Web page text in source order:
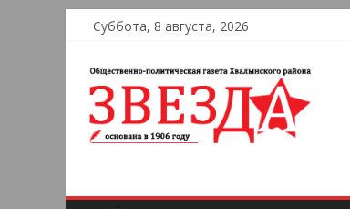
Суббота, 8 августа, 2026